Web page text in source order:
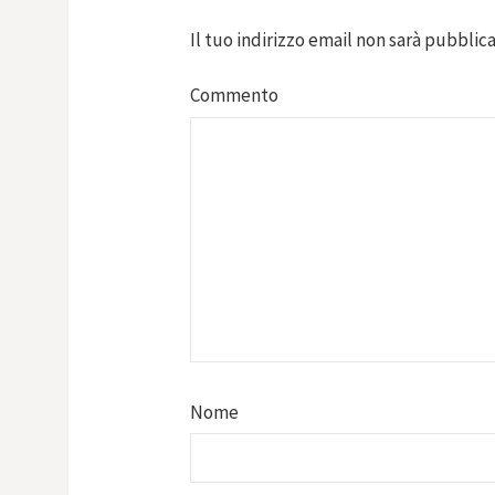
Il tuo indirizzo email non sarà
Commento
Nome